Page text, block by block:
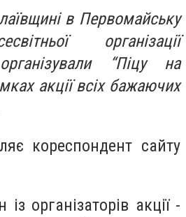
в Первомайську
організації
“Піцу на
акції всіх бажаючих
кореспондент сайту
організаторів акції -